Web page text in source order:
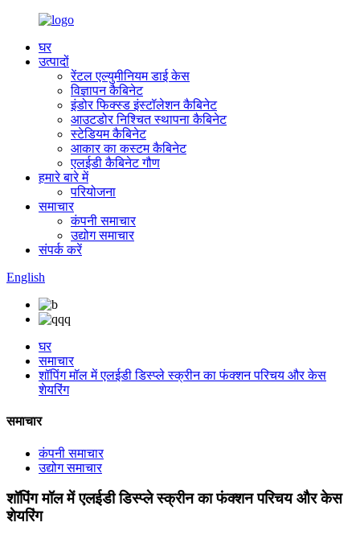
घर
उत्पादों
रेंटल एल्युमीनियम डाई केस
विज्ञापन कैबिनेट
इंडोर फिक्स्ड इंस्टॉलेशन कैबिनेट
आउटडोर निश्चित स्थापना कैबिनेट
स्टेडियम कैबिनेट
आकार का कस्टम कैबिनेट
एलईडी कैबिनेट गौण
हमारे बारे में
परियोजना
समाचार
कंपनी समाचार
उद्योग समाचार
संपर्क करें
English
घर
समाचार
शॉपिंग मॉल में एलईडी डिस्प्ले स्क्रीन का फंक्शन परिचय और केस
शेयरिंग
समाचार
कंपनी समाचार
उद्योग समाचार
शॉपिंग मॉल में एलईडी डिस्प्ले स्क्रीन का फंक्शन परिचय और केस
शेयरिंग